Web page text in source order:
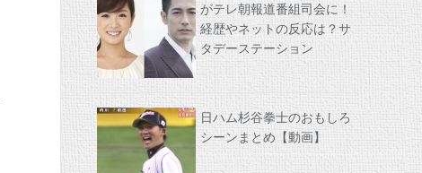
がテレ朝報道番組司会に！
経歴やネットの反応は？サ
タデーステーション
日ハム杉谷拳士のおもしろ
シーンまとめ【動画】